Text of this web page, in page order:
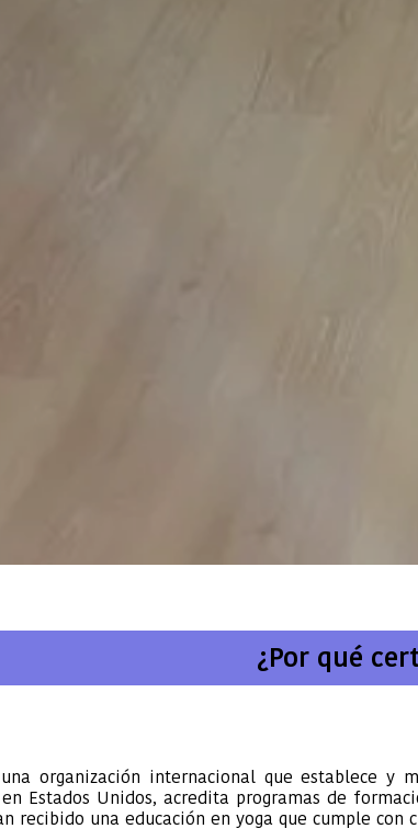
¿Por qué
organización internacional que establece y
Estados Unidos, acredita programas de
recibido una educación en yoga que cumple